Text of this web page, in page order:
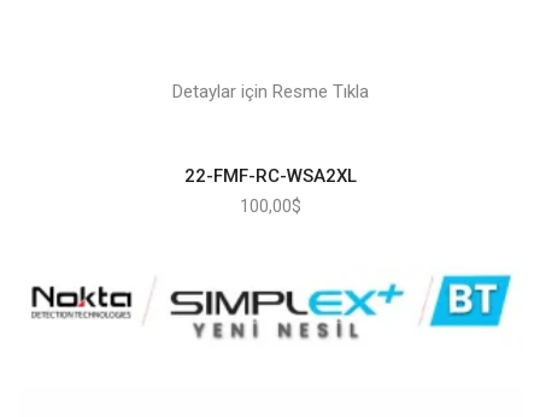
Detaylar için Resme Tıkla
22-FMF-RC-WSA2XL
100,00$